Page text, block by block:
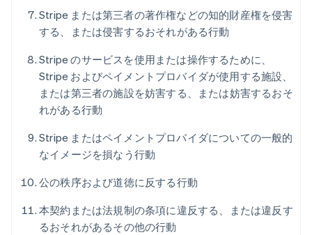
Stripe または第三者の著作権などの知的財産権を侵害
する、または侵害するおそれがある行動
Stripe のサービスを使用または操作するために、
Stripe およびペイメントプロバイダが使用する施設、
または第三者の施設を妨害する、または妨害するおそ
れがある行動
Stripe またはペイメントプロバイダについての一般的
なイメージを損なう行動
公の秩序および道徳に反する行動
本契約または法規制の条項に違反する、または違反す
るおそれがあるその他の行動